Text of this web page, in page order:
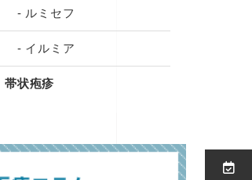
- ルミセフ
- イルミア
帯状疱疹